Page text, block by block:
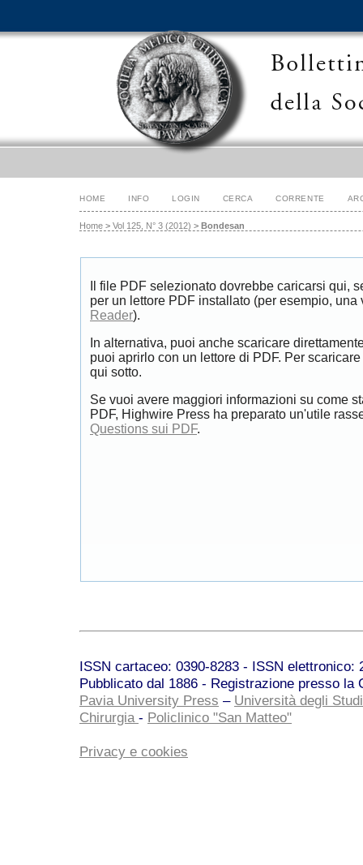
HOME INFO LOGIN CERCA CORRENTE
Home > Vol 125, N° 3 (2012) > Bondesan
Il file PDF selezionato dovrebbe caricarsi qui,
per un lettore PDF installato (per esempio,
Reader).
In alternativa, puoi anche scaricare
puoi aprirlo con un lettore di PDF. Per
qui sotto.
Se vuoi avere maggiori informazioni su come
PDF, Highwire Press ha preparato un'utile
Questions sui PDF.
ISSN cartaceo: 0390-8283 - ISSN
Pubblicato dal 1886 - Registrazione presso la
Pavia University Press – Università degli
Chirurgia - Policlinico "San Matteo"
Privacy e cookies